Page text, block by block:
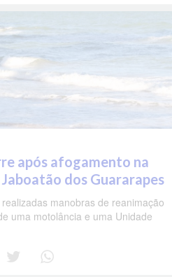
após afogamento na
dos Guararapes
manobras de reanimação
uma motolância e uma Unidade